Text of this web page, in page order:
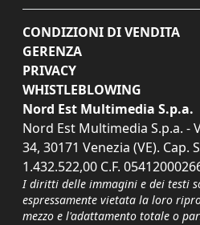
CONDIZIONI DI VENDITA
GERENZA
PRIVACY
WHISTLEBLOWING
Nord Est Multimedia S.p.a.
Nord Est Multimedia S.p.a. -
34, 30171 Venezia (VE). Cap.
1.432.522,00 C.F.
I diritti delle immagini e dei testi
espressamente vietata la loro
mezzo e l'adattamento totale o